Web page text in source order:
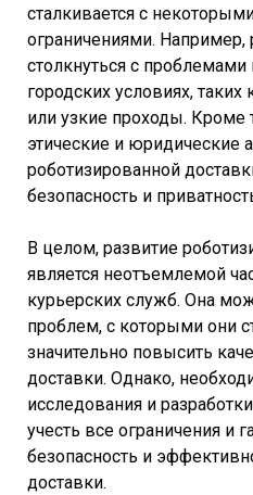
сталкивается с
ограничениями. Например,
столкнуться с
городских условиях,
или узкие проходы. Кроме
этические и юридические
роботизированной
безопасность и
В целом, развитие
является неотъемлемой
курьерских служб. Она
проблем, с которыми они
значительно повысить
доставки. Однако,
исследования и
учесть все ограничения и
безопасность и
доставки.